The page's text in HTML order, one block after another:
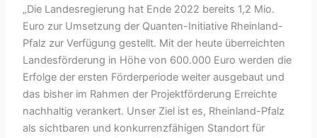
„Die Landesregierung hat Ende 2022 bereits 1,2 Mio.
Euro zur Umsetzung der Quanten-Initiative Rheinland-
Pfalz zur Verfügung gestellt. Mit der heute überreichten
Landesförderung in Höhe von 600.000 Euro werden die
Erfolge der ersten Förderperiode weiter ausgebaut und
das bisher im Rahmen der Projektförderung Erreichte
nachhaltig verankert. Unser Ziel ist es, Rheinland-Pfalz
als sichtbaren und konkurrenzfähigen Standort für